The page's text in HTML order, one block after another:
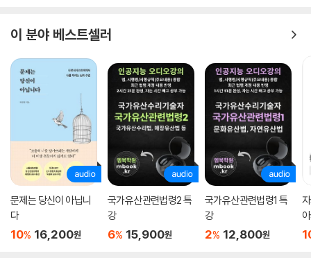
이 분야 베스트셀러
문제는 당신이 아닙니
다
10% 16,200원
국가유산관련법령2 특
강
6% 15,900원
국가유산관련법령1 특
강
2% 12,800원